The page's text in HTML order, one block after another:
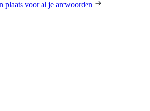
plaats voor al je antwoorden